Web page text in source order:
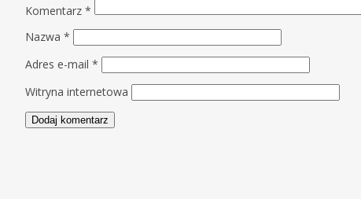
Komentarz*
Nazwa*
Adres e-mail*
Witryna internetowa